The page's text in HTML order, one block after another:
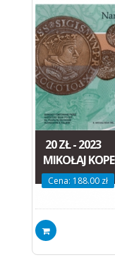
20 ZŁ - 2023
MIKOŁAJ
Cena: 188.00 zł